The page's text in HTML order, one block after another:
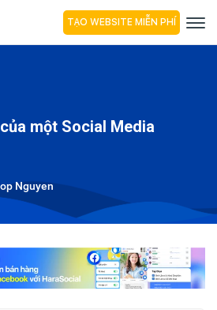
TẠO WEBSITE MIỄN PHÍ
một Social Media
Nguyen